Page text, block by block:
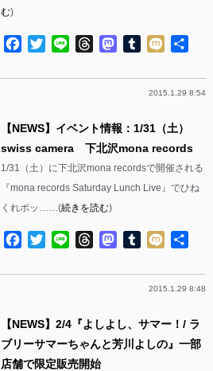
む)
Facebook
TwitterLine ThreadsMastodon
Tumblr
Mixi
2015.1.29 8:54
【NEWS】イベント情報：1/31（土）
swiss camera 下北沢mona records
1/31（土）に下北沢mona recordsで開催される
『mona records Saturday Lunch Live』でひね
くれポッ……(続きを読む)
Facebook
TwitterLine ThreadsMastodon
Tumblr
Mixi
2015.1.29 8:48
【NEWS】2/4『よしよし、サマー！/ ラ
ブリーサマーちゃんと芳川よしの』一部
店舗で限定販売開始